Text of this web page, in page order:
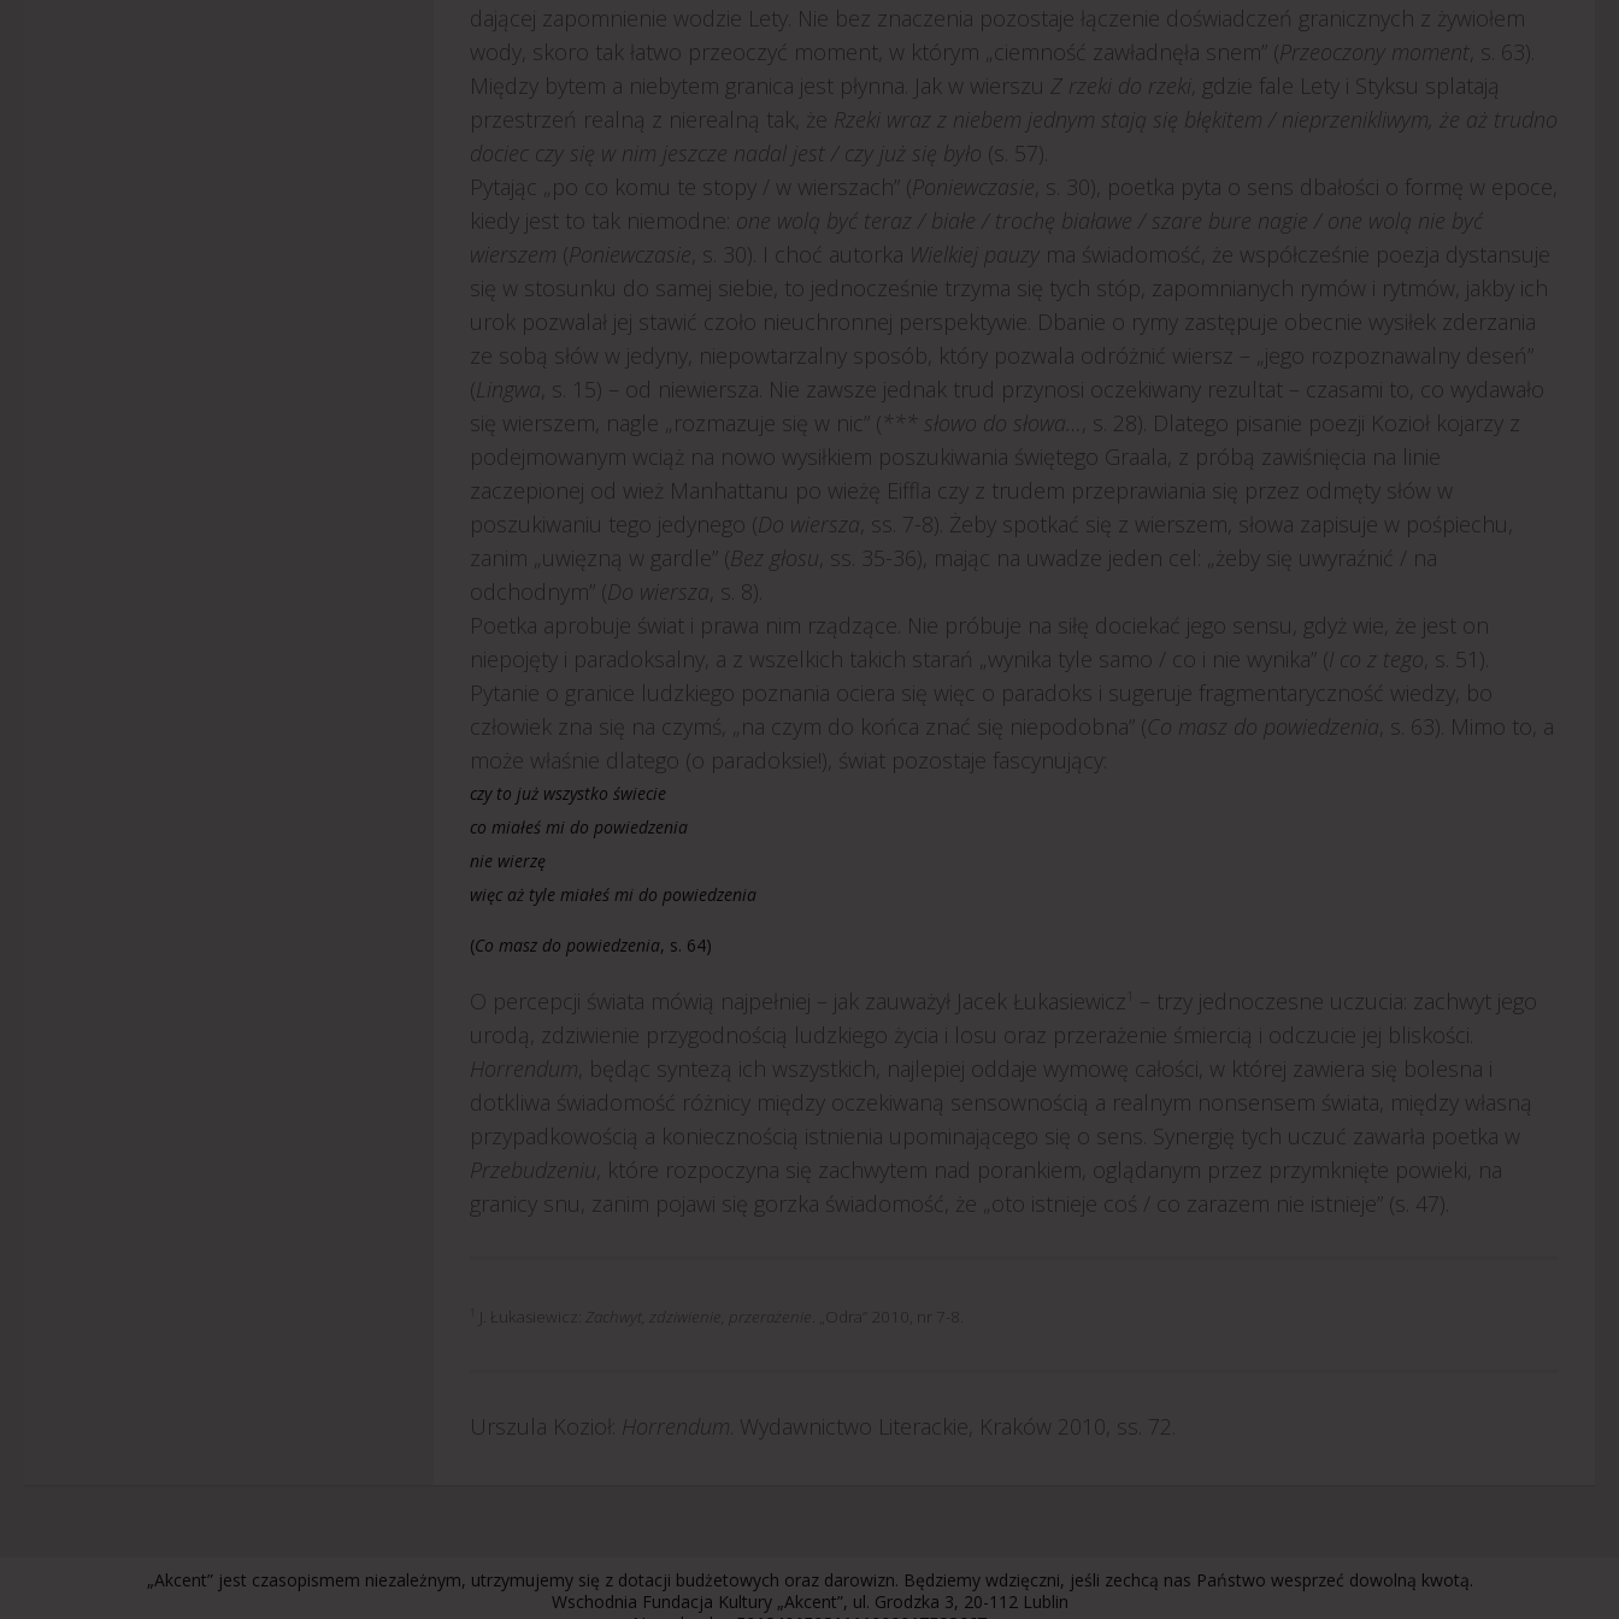
dającej zapomnienie wodzie Lety. Nie bez znaczenia pozostaje łączenie doświadczeń granicznych z żywiołem
wody, skoro tak łatwo przeoczyć moment, w którym „ciemność zawładnęła snem” (Przeoczony moment , s. 63).
Między bytem a niebytem granica jest płynna. Jak w wierszu Z rzeki do rzeki , gdzie fale Lety i Styksu splatają
przestrzeń realną z nierealną tak, że Rzeki wraz z niebem jednym stają się błękitem / nieprzenikliwym, że aż trudno
dociec czy się w nim jeszcze nadal jest / czy już się było (s. 57).
Pytając „po co komu te stopy / w wierszach” (Poniewczasie , s. 30), poetka pyta o sens dbałości o formę w epoce,
kiedy jest to tak niemodne: one wolą być teraz / białe / trochę białawe / szare bure nagie / one wolą nie być
wierszem (Poniewczasie , s. 30). I choć autorka Wielkiej pauzy ma świadomość, że współcześnie poezja dystansuje
się w stosunku do samej siebie, to jednocześnie trzyma się tych stóp, zapomnianych rymów i rytmów, jakby ich
urok pozwalał jej stawić czoło nieuchronnej perspektywie. Dbanie o rymy zastępuje obecnie wysiłek zderzania
ze sobą słów w jedyny, niepowtarzalny sposób, który pozwala odróżnić wiersz – „jego rozpoznawalny deseń”
(Lingwa , s. 15) – od niewiersza. Nie zawsze jednak trud przynosi oczekiwany rezultat – czasami to, co wydawało
się wierszem, nagle „rozmazuje się w nic” ( *** słowo do słowa… , s. 28). Dlatego pisanie poezji Kozioł kojarzy z
podejmowanym wciąż na nowo wysiłkiem poszukiwania świętego Graala, z próbą zawiśnięcia na linie
zaczepionej od wież Manhattanu po wieżę Eiffla czy z trudem przeprawiania się przez odmęty słów w
poszukiwaniu tego jedynego (Do wiersza , ss. 7-8). Żeby spotkać się z wierszem, słowa zapisuje w pośpiechu,
zanim „uwięzną w gardle” (Bez głosu , ss. 35-36), mając na uwadze jeden cel: „żeby się uwyraźnić / na
odchodnym” (Do wiersza , s. 8).
Poetka aprobuje świat i prawa nim rządzące. Nie próbuje na siłę dociekać jego sensu, gdyż wie, że jest on
niepojęty i paradoksalny, a z wszelkich takich starań „wynika tyle samo / co i nie wynika” (I co z tego , s. 51).
Pytanie o granice ludzkiego poznania ociera się więc o paradoks i sugeruje fragmentaryczność wiedzy, bo
człowiek zna się na czymś, „na czym do końca znać się niepodobna” (Co masz do powiedzenia , s. 63). Mimo to, a
może właśnie dlatego (o paradoksie!), świat pozostaje fascynujący:
czy to już wszystko świecie
co miałeś mi do powiedzenia
nie wierzę
więc aż tyle miałeś mi do powiedzenia
(Co masz do powiedzenia, s. 64)
O percepcji świata mówią najpełniej – jak zauważył Jacek Łukasiewicz – trzy jednoczesne uczucia: zachwyt jego
urodą, zdziwienie przygodnością ludzkiego życia i losu oraz przerażenie śmiercią i odczucie jej bliskości.
Horrendum , będąc syntezą ich wszystkich, najlepiej oddaje wymowę całości, w której zawiera się bolesna i
dotkliwa świadomość różnicy między oczekiwaną sensownością a realnym nonsensem świata, między własną
przypadkowością a koniecznością istnienia upominającego się o sens. Synergię tych uczuć zawarła poetka w
Przebudzeniu , które rozpoczyna się zachwytem nad porankiem, oglądanym przez przymknięte powieki, na
granicy snu, zanim pojawi się gorzka świadomość, że „oto istnieje coś / co zarazem nie istnieje” (s. 47).
J. Łukasiewicz: Zachwyt, zdziwienie, przerażenie . „Odra” 2010, nr 7-8.
Urszula Kozioł: Horrendum . Wydawnictwo Literackie, Kraków 2010, ss. 72.
„Akcent” jest czasopismem niezależnym, utrzymujemy się z dotacji budżetowych oraz darowizn. Będziemy wdzięczni, jeśli zechcą nas Państwo wesprzeć dowolną kwotą.
Wschodnia Fundacja Kultury „Akcent”, ul. Grodzka 3, 20-112 Lublin